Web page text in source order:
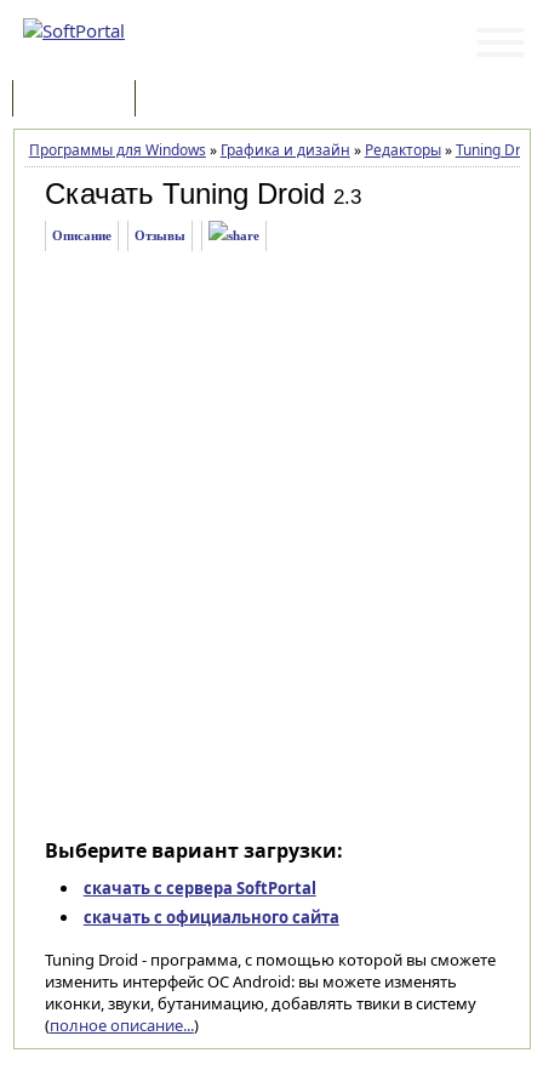
Программы для Windows » Графика и дизайн » Редакторы»Tuning Droid
Скачать Tuning Droid 2.3
Описание Отзывы
Выберите вариант загрузки:
скачать с сервера SoftPortal
скачать с официального сайта
Tuning Droid - программа, с помощью которой вы сможете
изменить интерфейс ОС Android: вы можете изменять
иконки, звуки, бутанимацию, добавлять твики в систему
(полное описание...)